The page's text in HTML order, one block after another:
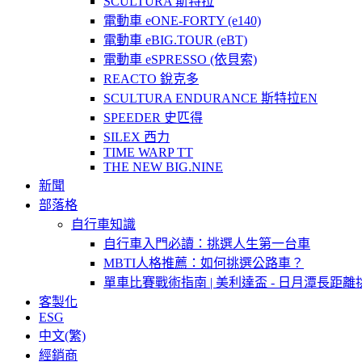
電動車 eONE-FORTY (e140)
電動車 eBIG.TOUR (eBT)
電動車 eSPRESSO (依貝索)
REACTO 銳克多
SCULTURA ENDURANCE 斯特拉EN
SPEEDER 史匹得
SILEX 西力
TIME WARP TT
THE NEW BIG.NINE
新聞
部落格
自行車知識
自行車入門必讀：挑選人生第一台車
MBTI人格推薦：如何挑選公路車？
單車比賽戰術指南 | 美利達盃 - 日月潭長距離
客製化
ESG
中文(繁)
經銷商